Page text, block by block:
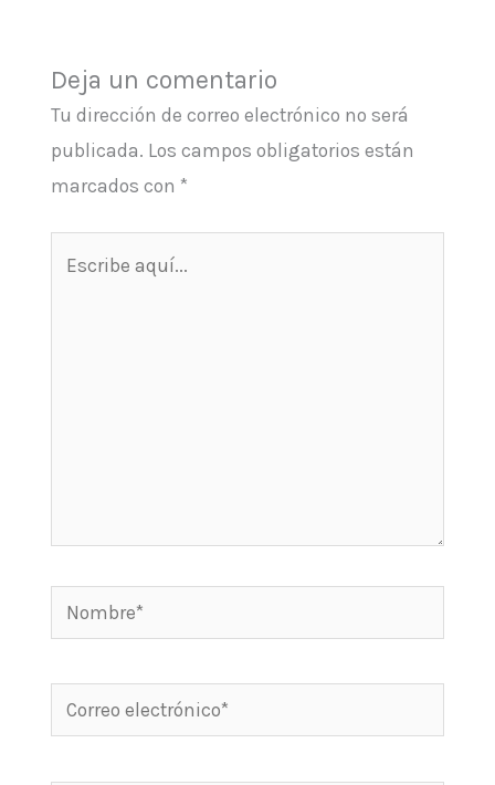
Deja un comentario
Tu dirección de correo electrónico no será
publicada. Los campos obligatorios están
marcados con *
Nombre*
Correo
electrónico*